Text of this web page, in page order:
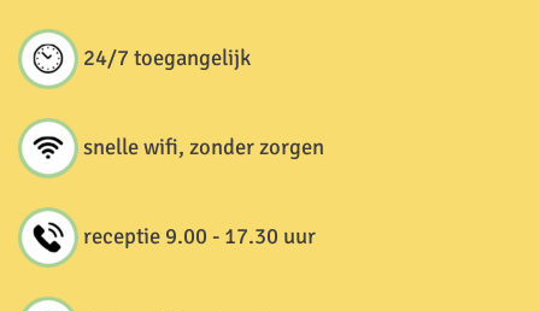
24/7 toegangelijk
snelle wifi, zonder zorgen
receptie 9.00 - 17.30 uur